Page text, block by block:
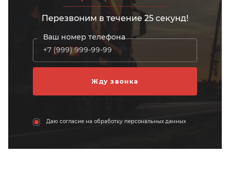
Перезвоним в течение 25 секунд!
Ваш номер телефона
Даю согласие на обработку персональных данных